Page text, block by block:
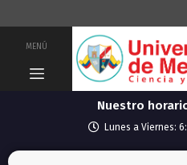
MENÚ
Nuestro
Lunes a Viernes: